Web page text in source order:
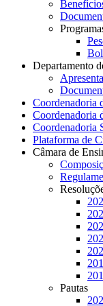
Departamento
Coordenadoria
Coordenadoria
Coordenadoria
Plataforma de
Câmara de
Pautas